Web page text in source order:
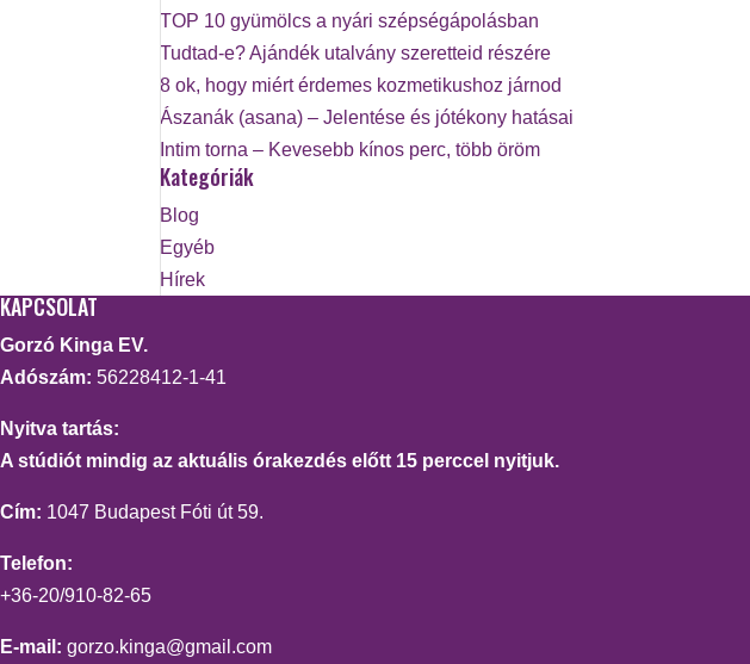
TOP 10 gyümölcs a nyári szépségápolásban
Tudtad-e? Ajándék utalvány szeretteid részére
8 ok, hogy miért érdemes kozmetikushoz járnod
Ászanák (asana) – Jelentése és jótékony hatásai
Intim torna – Kevesebb kínos perc, több öröm
Kategóriák
Blog
Egyéb
Hírek
KAPCSOLAT
Gorzó Kinga EV.
Adószám: 56228412-1-41
Nyitva tartás:
A stúdiót mindig az aktuális órakezdés előtt 15 perccel nyitjuk.
Cím: 1047 Budapest Fóti út 59.
Telefon:
+36-20/910-82-65
E-mail: gorzo.kinga@gmail.com